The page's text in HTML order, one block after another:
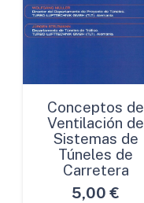
Conceptos de
Ventilación de
Sistemas de
Túneles de
Carretera
5,00 €